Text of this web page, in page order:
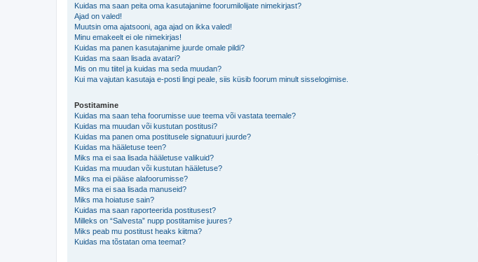
Kuidas ma saan peita oma kasutajanime foorumilolijate nimekirjast?
Ajad on valed!
Muutsin oma ajatsooni, aga ajad on ikka valed!
Minu emakeelt ei ole nimekirjas!
Kuidas ma panen kasutajanime juurde omale pildi?
Kuidas ma saan lisada avatari?
Mis on mu tiitel ja kuidas ma seda muudan?
Kui ma vajutan kasutaja e-posti lingi peale, siis küsib foorum minult sisselogimise.
Postitamine
Kuidas ma saan teha foorumisse uue teema või vastata teemale?
Kuidas ma muudan või kustutan postitusi?
Kuidas ma panen oma postitusele signatuuri juurde?
Kuidas ma hääletuse teen?
Miks ma ei saa lisada hääletuse valikuid?
Kuidas ma muudan või kustutan hääletuse?
Miks ma ei pääse alafoorumisse?
Miks ma ei saa lisada manuseid?
Miks ma hoiatuse sain?
Kuidas ma saan raporteerida postitusest?
Milleks on “Salvesta” nupp postitamise juures?
Miks peab mu postitust heaks kiitma?
Kuidas ma tõstatan oma teemat?